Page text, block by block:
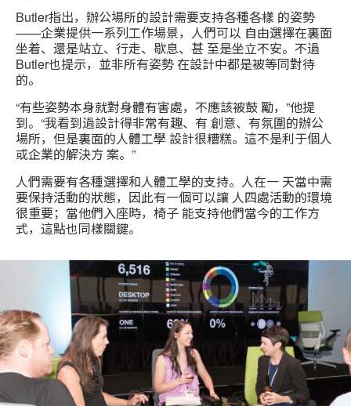
Butler指出，辦公場所的設計需要支持各種各樣 的姿勢
——企業提供一系列工作場景，人們可以 自由選擇在裏面
坐着、還是站立、行走、歇息、甚 至是坐立不安。不過
Butler也提示，並非所有姿勢 在設計中都是被等同對待
的。
“有些姿勢本身就對身體有害處，不應該被鼓 勵，”他提
到。“我看到過設計得非常有趣、有 創意、有氛圍的辦公
場所，但是裏面的人體工學 設計很糟糕。這不是利于個人
或企業的解決方 案。”
人們需要有各種選擇和人體工學的支持。人在一 天當中需
要保持活動的狀態，因此有一個可以讓 人四處活動的環境
很重要；當他們入座時，椅子 能支持他們當今的工作方
式，這點也同樣關鍵。